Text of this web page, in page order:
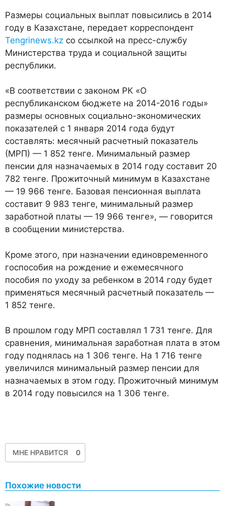
Размеры социальных выплат повысились в 2014
году в Казахстане, передает корреспондент
Tengrinews.kz со ссылкой на пресс-службу
Министерства труда и социальной защиты
республики.
«В соответствии с законом РК «О
республиканском бюджете на 2014-2016 годы»
размеры основных социально-экономических
показателей с 1 января 2014 года будут
составлять: месячный расчетный показатель
(МРП) — 1 852 тенге. Минимальный размер
пенсии для назначаемых в 2014 году составит 20
782 тенге. Прожиточный минимум в Казахстане
— 19 966 тенге. Базовая пенсионная выплата
составит 9 983 тенге, минимальный размер
заработной платы — 19 966 тенге», — говорится
в сообщении министерства.
Кроме этого, при назначении единовременного
госпособия на рождение и ежемесячного
пособия по уходу за ребенком в 2014 году будет
применяться месячный расчетный показатель —
1 852 тенге.
В прошлом году МРП составлял 1 731 тенге. Для
сравнения, минимальная заработная плата в этом
году поднялась на 1 306 тенге. На 1 716 тенге
увеличился минимальный размер пенсии для
назначаемых в этом году. Прожиточный минимум
в 2014 году повысился на 1 306 тенге.
МНЕ НРАВИТСЯ 0
Похожие новости